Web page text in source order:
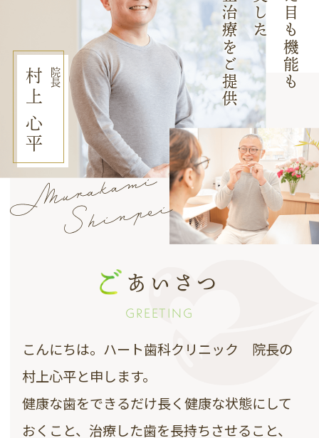
見た目も機能も
矯正治療をご提供
院長
村上
心平
あいさつ
GREETING
こんにちは。ハート歯科クリニック 院長の
村上心平と申します。
健康な歯をできるだけ長く健康な状態にして
おくこと、治療した歯を長持ちさせること、